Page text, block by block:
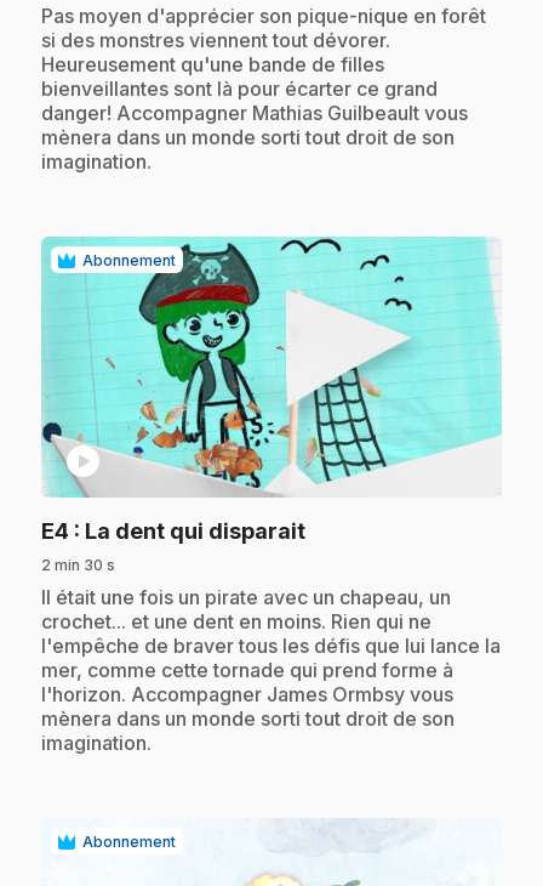
.Pas moyen d'apprécier son pique-nique en forêt
si des monstres viennent tout dévorer.
Heureusement qu'une bande de filles
bienveillantes sont là pour écarter ce grand
danger! Accompagner Mathias Guilbeault vous
mènera dans un monde sorti tout droit de son
imagination.
Abonnement
play_circle
E4 : La dent qui disparait.
2 min 30 s
.Il était une fois un pirate avec un chapeau, un
crochet... et une dent en moins. Rien qui ne
l'empêche de braver tous les défis que lui lance la
mer, comme cette tornade qui prend forme à
l'horizon. Accompagner James Ormbsy vous
mènera dans un monde sorti tout droit de son
imagination.
Abonnement